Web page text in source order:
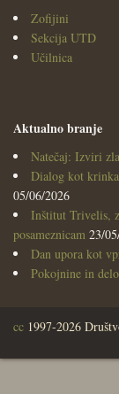
Zofijini
Sekcija UTD
Učilnica
Aktualno branje
Natečaj: Izviri
Dialog kot
05/06/2026
Inštitut Trivelis,
posameznicam 23/
Dan upora kot
Pokojnine in
cc 1997-2026